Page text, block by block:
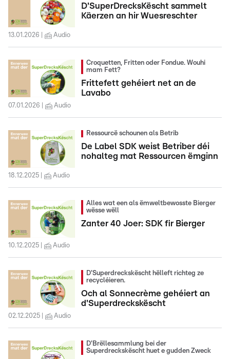
D'SuperDrecksKëscht sammelt
Käerzen an hir Wuesreschter
13.01.2026 Audio
Croquetten, Fritten oder Fondue. Wouhi
mam Fett?
Frittefett gehéiert net an de
Lavabo
07.01.2026 Audio
Ressourcë schounen als Betrib
De Label SDK weist Betriber déi
nohalteg mat Ressourcen ëmginn
18.12.2025 Audio
Alles wat een als ëmweltbewosste Bierger
wësse wëll
Zanter 40 Joer: SDK fir Bierger
10.12.2025 Audio
D'Superdreckskëscht hëlleft richteg ze
recycléieren.
Och al Sonnecrème gehéiert an
d'Superdreckskëscht
02.12.2025 Audio
D'Brëllesammlung bei der
Superdreckskëscht huet e gudden Zweck